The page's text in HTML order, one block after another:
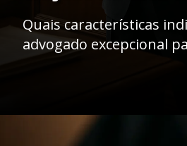
Quais características
advogado excepcional
Opening https://